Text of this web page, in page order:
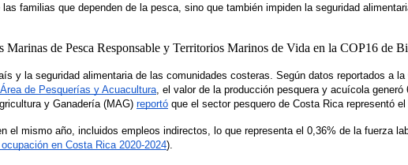
familias que dependen de la pesca, sino que también impiden la seguridad
y la seguridad alimentaria de las comunidades costeras. Según datos reportados a
de Pesquerías y Acuacultura, el valor de la producción pesquera y acuícola
y Ganadería (MAG) reportó que el sector pesquero de Costa Rica representó
el mismo año, incluidos empleos indirectos, lo que representa el 0,36% de la fuerza
en Costa Rica 2020-2024).